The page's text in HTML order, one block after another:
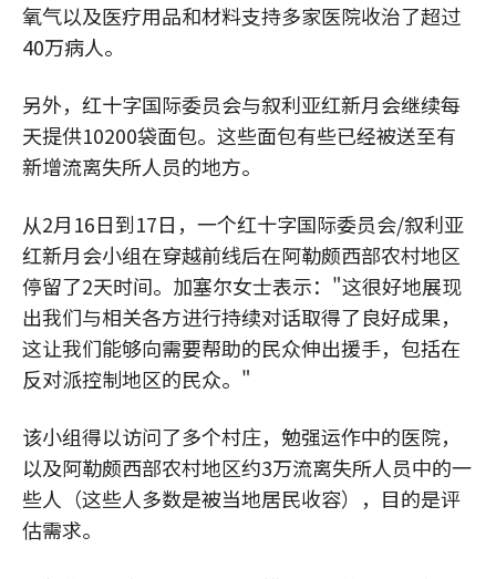
氧气以及医疗用品和材料支持多家医院收治了超过
40万病人。
另外，红十字国际委员会与叙利亚红新月会继续每
天提供10200袋面包。这些面包有些已经被送至有
新增流离失所人员的地方。
从2月16日到17日，一个红十字国际委员会/叙利亚
红新月会小组在穿越前线后在阿勒颇西部农村地区
停留了2天时间。加塞尔女士表示："这很好地展现
出我们与相关各方进行持续对话取得了良好成果，
这让我们能够向需要帮助的民众伸出援手，包括在
反对派控制地区的民众。"
该小组得以访问了多个村庄，勉强运作中的医院，
以及阿勒颇西部农村地区约3万流离失所人员中的一
些人（这些人多数是被当地居民收容），目的是评
估需求。